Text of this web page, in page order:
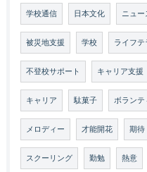
学校通信 日本文化 ニュー
被災地支援 学校 ライフテ
不登校サポート キャリア支援
キャリア 駄菓子 ボランテ
メロディー 才能開花 期待
スクーリング 勤勉 熱意